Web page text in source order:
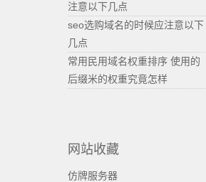
注意以下几点
seo选购域名的时候应注意以下
几点
常用民用域名权重排序 使用的
后缀米的权重究竟怎样
网站收藏
仿牌服务器